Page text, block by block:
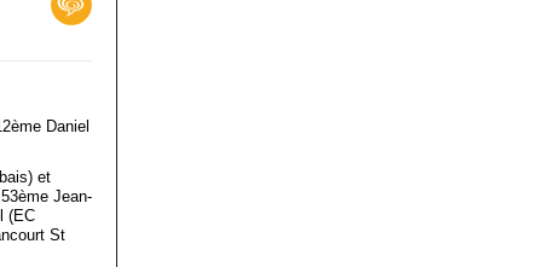
Daniel
et
Jean-
(EC
St